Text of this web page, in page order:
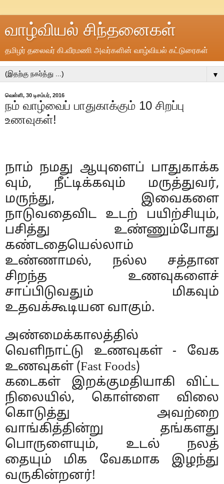
வாழ்வியல் சிந்தனைகள்
தமிழர் தலைவர் கி.வீரமணி அவர்களின் வாழ்வியல் கட்டுரைகள்
▼
வெள்ளி, 30 டிசம்பர், 2016
நம் வாழ்வைப் பாதுகாக்கும் 10 சிறப்பு
உணவுகள்!
நாம் நமது ஆயுளைப் பாதுகாக்க
வும், நீட்டிக்கவும் மருத்துவர்,
மருந்து, இவைகளை
நாடுவதைவிட உடற் பயிற்சியும்,
பசித்து உண்ணும்போது
கண்டதையெல்லாம்
உண்ணாமல், நல்ல சத்தான
சிறந்த உணவுகளைச்
சாப்பிடுவதும் மிகவும்
உதவக்கூடியன வாகும்.
அண்மைக்காலத்தில்
வெளிநாட்டு உணவுகள் - வேக
உணவுகள் (Fast Foods)
கடைகள் இறக்குமதியாகி விட்ட
நிலையில், கொள்ளை விலை
கொடுத்து அவற்றை
வாங்கித்தின்று தங்களது
பொருளையும், உடல் நலத்
தையும் மிக வேகமாக இழந்து
வருகின்றனர்!